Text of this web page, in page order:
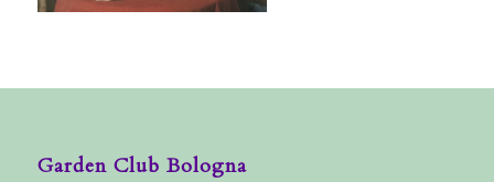
Garden Club Bologna